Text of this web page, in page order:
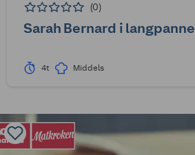
(0)
Sarah Bernard i langpanne
4t Middels